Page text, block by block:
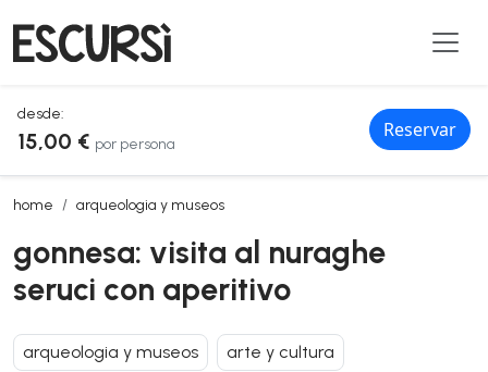
desde:
15,00 € por persona
Reservar
home arqueologia y museos
gonnesa: visita al nuraghe seruci con aperitivo
gonnesa: visita al nuraghe
seruci con aperitivo
arqueologia y museos arte y cultura